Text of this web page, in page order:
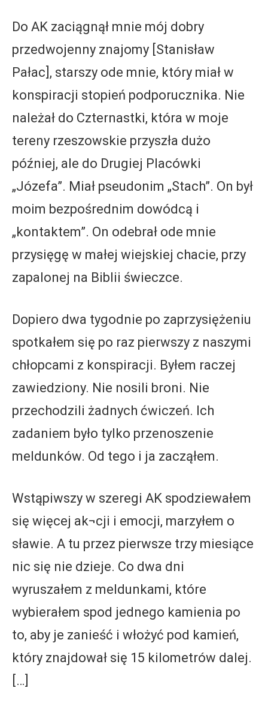
Do AK zaciągnął mnie mój dobry
przedwojenny znajomy [Stanisław
Pałac], starszy ode mnie, który miał w
konspiracji stopień podporucznika. Nie
należał do Czternastki, która w moje
tereny rzeszowskie przyszła dużo
później, ale do Drugiej Placówki
„Józefa”. Miał pseudonim „Stach”. On był
moim bezpośrednim dowódcą i
„kontaktem”. On odebrał ode mnie
przysięgę w małej wiejskiej chacie, przy
zapalonej na Biblii świeczce.
Dopiero dwa tygodnie po zaprzysiężeniu
spotkałem się po raz pierwszy z naszymi
chłopcami z konspiracji. Byłem raczej
zawiedziony. Nie nosili broni. Nie
przechodzili żadnych ćwiczeń. Ich
zadaniem było tylko przenoszenie
meldunków. Od tego i ja zacząłem.
Wstąpiwszy w szeregi AK spodziewałem
się więcej ak¬cji i emocji, marzyłem o
sławie. A tu przez pierwsze trzy miesiące
nic się nie dzieje. Co dwa dni
wyruszałem z meldunkami, które
wybierałem spod jednego kamienia po
to, aby je zanieść i włożyć pod kamień,
który znajdował się 15 kilometrów dalej.
[…]